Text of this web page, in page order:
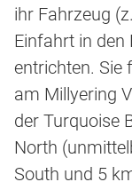
ihr Fahrzeug
Einfahrt in den
entrichten. Sie
am Millyering
der Turquoise
North
South und 5